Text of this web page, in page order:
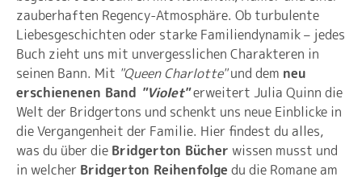
zauberhaften Regency-Atmosphäre. Ob turbulente
Liebesgeschichten oder starke Familiendynamik – jedes
Buch zieht uns mit unvergesslichen Charakteren in
seinen Bann. Mit "Queen Charlotte"und dem neu
erschienenen Band "Violet"erweitert Julia Quinn die
Welt der Bridgertons und schenkt uns neue Einblicke in
die Vergangenheit der Familie. Hier findest du alles,
was du über die Bridgerton Bücher wissen musst und
in welcher Bridgerton Reihenfolge du die Romane am